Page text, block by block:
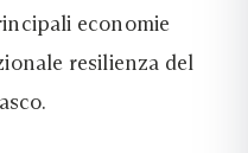
economie
resilienza del